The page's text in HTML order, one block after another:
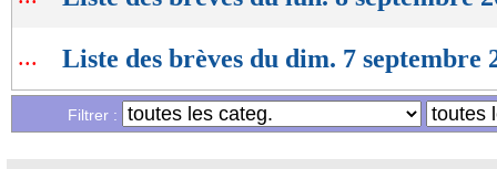
... Liste des brèves du dim. 7 septembre
Filtrer :